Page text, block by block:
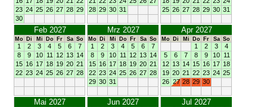
23 24 25 26 27 28 29
30
28 29 30 31
25 26 27 28 29 30 31
Feb 2027
Mo Di Mi Do Fr Sa So
1 2 3 4 5 6
7
8
9 10 11 12 13 14
15 16 17 18 19 20 21
22 23 24 25 26 27 28
Mrz 2027
Mo Di Mi Do Fr Sa So
1 2 3 4 5 6
7
8
9 10 11 12 13 14
15 16 17 18 19 20 21
22 23 24 25 26 27 28
29 30 31
Apr 2027
Mo Di Mi Do Fr Sa So
1 2 3
4
5
6 7 8 9 10 11
12 13 14 15 16 17 18
19 20 21 22 23 24 25
26 27 28 29 30
Mai 2027 Jun 2027 Jul 2027